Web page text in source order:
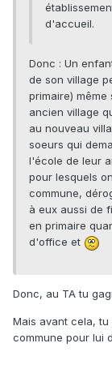
d'accueil.
Donc : Un
de son village
primaire)
ancien village
au nouveau
soeurs qui
l'école de leur
pour lesquels
commune,
à eux aussi de
en primaire
d'office et
Donc, au TA tu
Mais avant cela, tu
commune pour lui